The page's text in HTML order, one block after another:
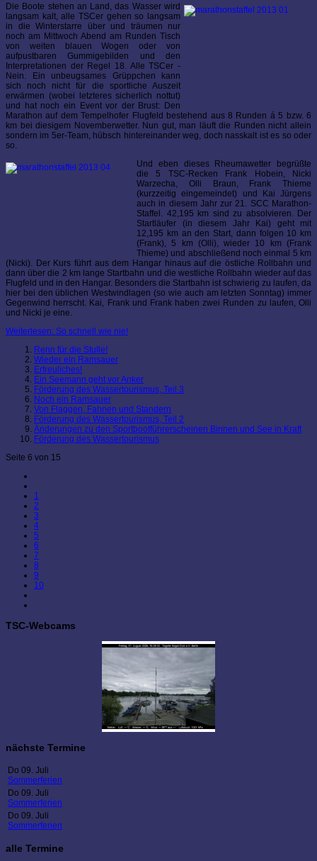
Die Boote stehen an Land, das Wasser wird
langsam kalt, alle TSCer gehen so langsam
in die Winterstarre über und träumen nur
noch am Mittwoch Abend am Runden Tisch
von weiten blauen Wogen oder von
aufpustbaren Gummigebilden und den
Interpretationen der Regel 18. Alle TSCer -
Nein. Ein unbeugsames Grüppchen kann
sich noch nicht für die sportliche Auszeit
erwärmen (wobei letzteres sicherlich nottut)
und hat noch ein Event vor der Brust: Den
Marathon auf dem Tempelhofer Flugfeld bestehend aus 8 Runden á 5 bzw. 6
km bei diesigem Novemberwetter. Nun gut, man läuft die Runden nicht allein
sondern im 5er-Team, hübsch hintereinander weg, doch nasskalt ist es so oder
so.
Und eben dieses Rheumawetter begrüßte
die 5 TSC-Recken Frank Hobein, Nicki
Warzecha, Olli Braun, Frank Thieme
(kurzzeitig eingemeindet) und Kai Jürgens
auch in diesem Jahr zur 21. SCC Marathon-
Staffel. 42,195 km sind zu absolvieren. Der
Startläufer (in diesem Jahr Kai) geht mit
12,195 km an den Start, dann folgen 10 km
(Frank), 5 km (Olli), wieder 10 km (Frank
Thieme) und abschließend noch einmal 5 km
(Nicki). Der Kurs führt aus dem Hangar hinaus auf die östliche Rollbahn und
dann über die 2 km lange Startbahn und die westliche Rollbahn wieder auf das
Flugfeld und in den Hangar. Besonders die Startbahn ist schwierig zu laufen, da
hier bei den üblichen Westwindlagen (so wie auch am letzten Sonntag) immer
Gegenwind herrscht. Kai, Frank und Frank haben zwei Runden zu laufen, Olli
und Nicki je eine.
Weiterlesen: So schnell wie nie!
Renn für die Stulle!
Wieder ein Ramsauer
Erfreuliches!
Ein Seemann geht vor Anker
Förderung des Wassertourismus, Teil 3
Noch ein Ramsauer
Von Flaggen, Fahnen und Standern
Förderung des Wassertourismus, Teil 2
Änderungen zu den Sportbootführerscheinen Binnen und See in Kraft
Förderung des Wassertourismus
Seite 6 von 15
1
2
3
4
5
6
7
8
9
10
TSC-Webcams
nächste Termine
Do 09. Juli
Sommerferien
Do 09. Juli
Sommerferien
Do 09. Juli
Sommerferien
alle Termine